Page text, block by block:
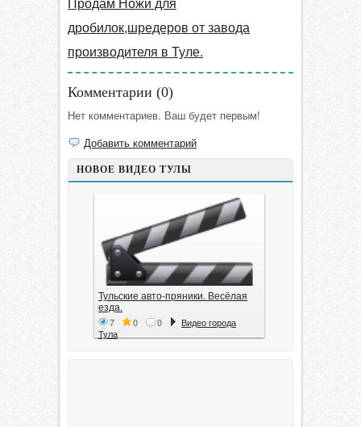
дробилок,шредеров от завода
производителя в Туле.
Комментарии (0)
Нет комментариев. Ваш будет первым!
Добавить комментарий
НОВОЕ ВИДЕО ТУЛЫ
Тульские авто-пряники. Весёлая
езда.
7 0 0
Видео города
Тула